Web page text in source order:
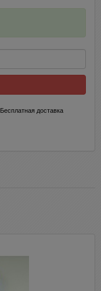
Бесплатная доставка